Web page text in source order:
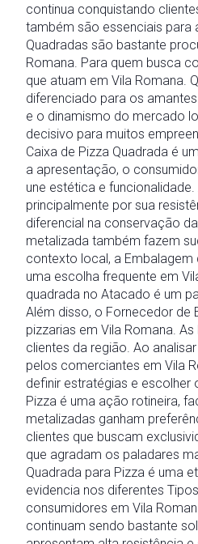
continua conquistando
também são essenciais para
Quadradas são bastante
Romana. Para quem busca
que atuam em Vila Romana.
diferenciado para os
e o dinamismo do mercado
decisivo para muitos
Caixa de Pizza Quadrada é
a apresentação, o
une estética e
principalmente por sua
diferencial na conservação
metalizada também fazem
contexto local, a
uma escolha frequente em
quadrada no Atacado é um
Além disso, o Fornecedor de
pizzarias em Vila Romana.
clientes da região. Ao
pelos comerciantes em Vila
definir estratégias e escolher
Pizza é uma ação rotineira,
metalizadas ganham
clientes que buscam
que agradam os paladares
Quadrada para Pizza é uma
evidencia nos diferentes
consumidores em Vila
continuam sendo bastante